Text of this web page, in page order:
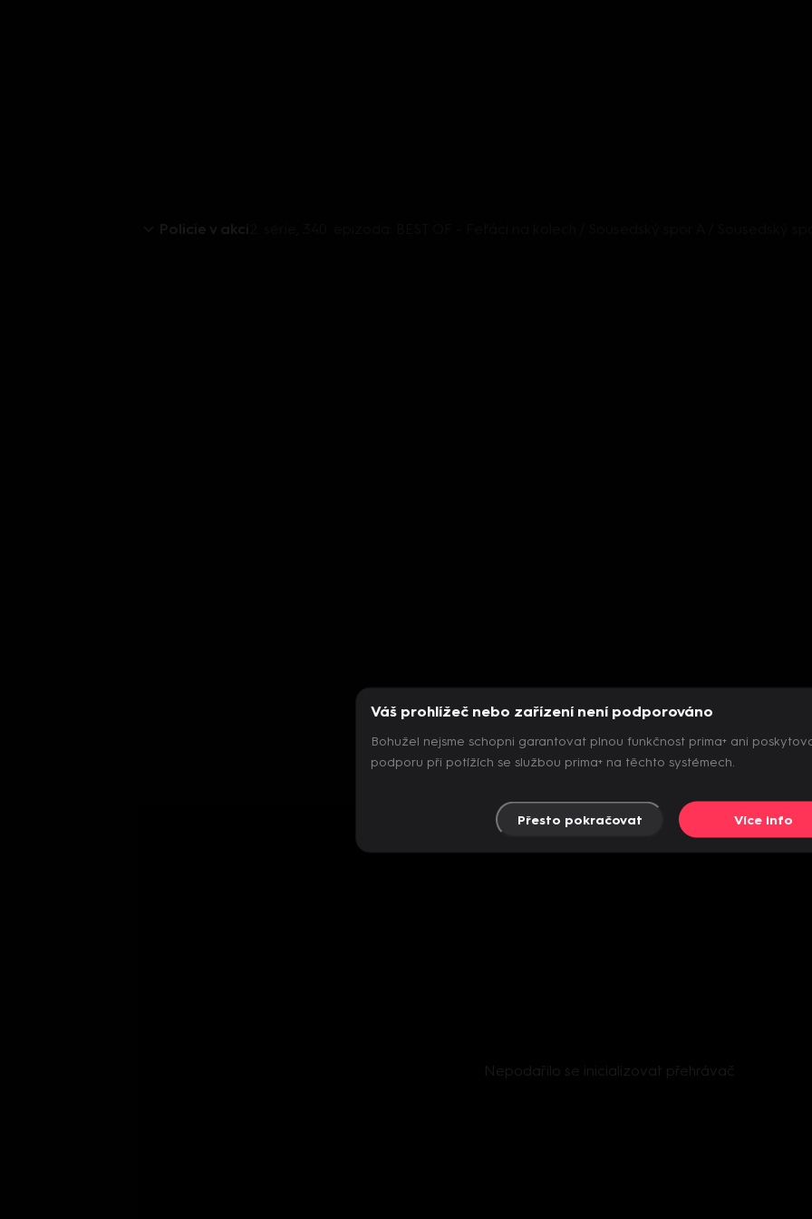
Nepodařilo se inicializovat přehrávač
Váš prohlížeč nebo zařízení není podporováno
Bohužel nejsme schopni garantovat plnou funkčnost prima+ ani
podporu při potížích se službou prima+ na těchto systémech.
Přesto pokračovat Více info